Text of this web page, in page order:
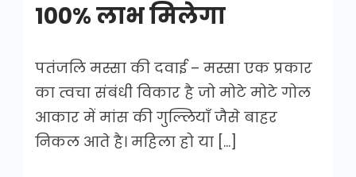
100% लाभ मिलेगा
पतंजलि मस्सा की दवाई – मस्सा एक प्रकार
का त्वचा संबंधी विकार है जो मोटे मोटे गोल
आकार में मांस की गुल्लियाँ जैसे बाहर
निकल आते है। महिला हो या […]